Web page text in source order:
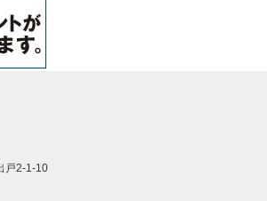
戸2-1-10